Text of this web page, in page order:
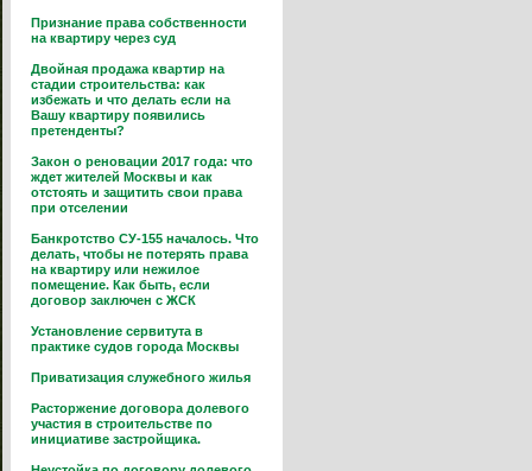
Признание права собственности
на квартиру через суд
Двойная продажа квартир на
стадии строительства: как
избежать и что делать если на
Вашу квартиру появились
претенденты?
Закон о реновации 2017 года: что
ждет жителей Москвы и как
отстоять и защитить свои права
при отселении
Банкротство СУ-155 началось. Что
делать, чтобы не потерять права
на квартиру или нежилое
помещение. Как быть, если
договор заключен с ЖСК
Установление сервитута в
практике судов города Москвы
Приватизация служебного жилья
Расторжение договора долевого
участия в строительстве по
инициативе застройщика.